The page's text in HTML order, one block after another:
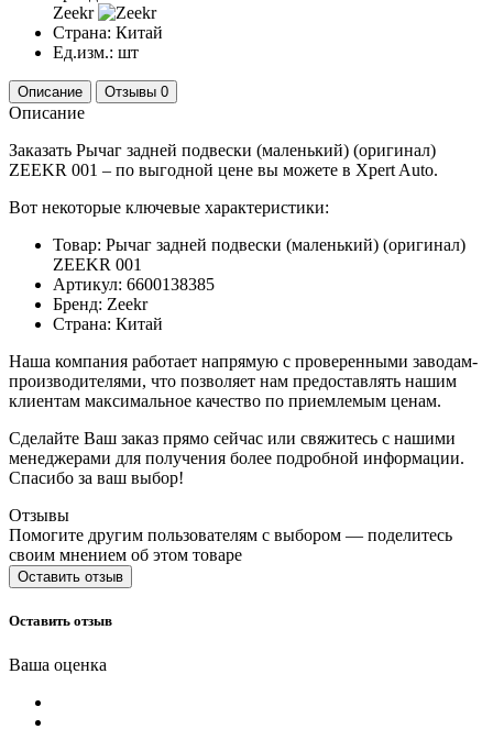
Zeekr
Страна: Китай
Ед.изм.: шт
Описание Отзывы 0
Описание
Заказать Рычаг задней подвески (маленький) (оригинал)
ZEEKR 001 – по выгодной цене вы можете в Xpert Auto.
Вот некоторые ключевые характеристики:
Товар: Рычаг задней подвески (маленький) (оригинал)
ZEEKR 001
Артикул: 6600138385
Бренд: Zeekr
Страна: Китай
Наша компания работает напрямую с проверенными заводам-
производителями, что позволяет нам предоставлять нашим
клиентам максимальное качество по приемлемым ценам.
Сделайте Ваш заказ прямо сейчас или свяжитесь с нашими
менеджерами для получения более подробной информации.
Спасибо за ваш выбор!
Отзывы
Помогите другим пользователям с выбором — поделитесь
своим мнением об этом товаре
Оставить отзыв
Оставить отзыв
Ваша оценка